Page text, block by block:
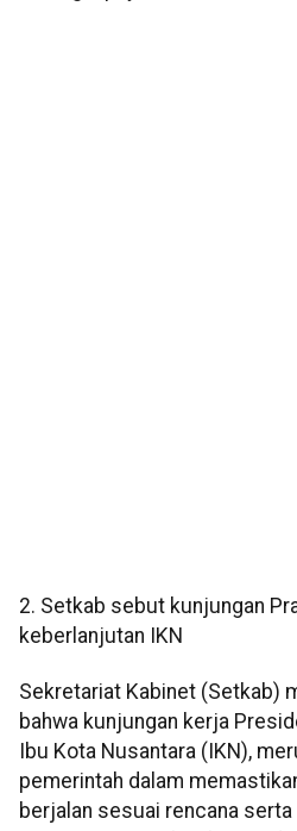
2. Setkab sebut kunjungan
keberlanjutan IKN
Sekretariat Kabinet (Setkab)
bahwa kunjungan kerja
Ibu Kota Nusantara (IKN),
pemerintah dalam
berjalan sesuai rencana